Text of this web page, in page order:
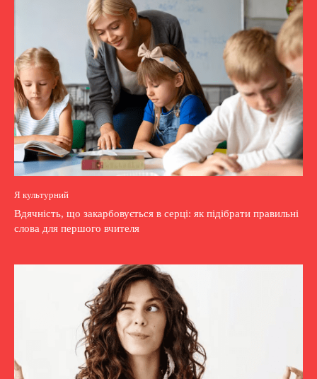
Я культурний
Вдячність, що закарбовується в серці: як підібрати правильні
слова для першого вчителя